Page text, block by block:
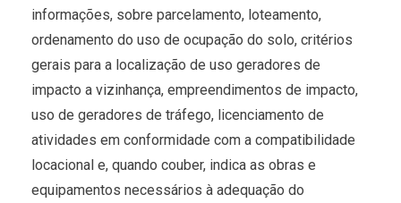
informações, sobre parcelamento, loteamento,
ordenamento do uso de ocupação do solo, critérios
gerais para a localização de uso geradores de
impacto a vizinhança, empreendimentos de impacto,
uso de geradores de tráfego, licenciamento de
atividades em conformidade com a compatibilidade
locacional e, quando couber, indica as obras e
equipamentos necessários à adequação do